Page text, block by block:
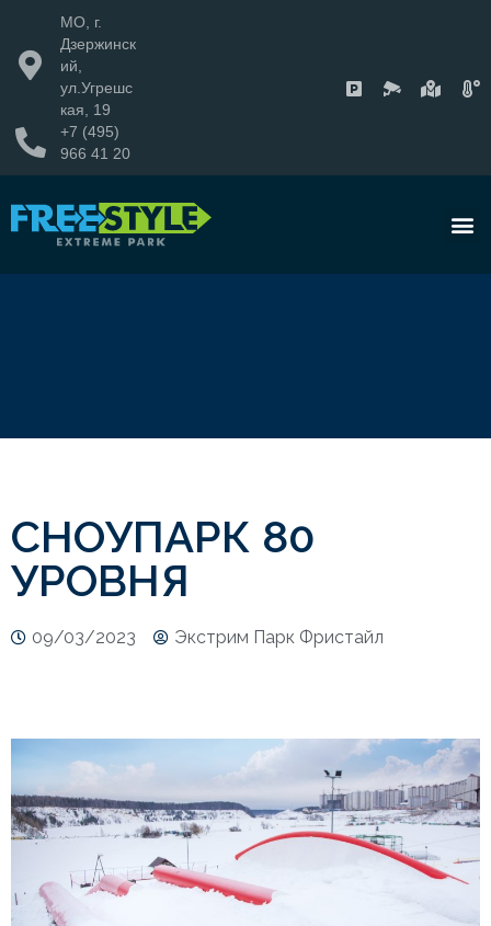
МО, г.
Дзержинск
ий,
ул.Угрешс
кая, 19
+7 (495)
966 41 20
СНОУПАРК 80
УРОВНЯ
09/03/2023 Экстрим Парк Фристайл